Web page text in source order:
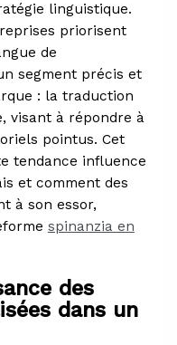
linguistique.
priorisent
de
segment précis et
: la traduction
visant à répondre à
pointus. Cet
tendance influence
et comment des
à son essor,
spinanzia en
des
dans un